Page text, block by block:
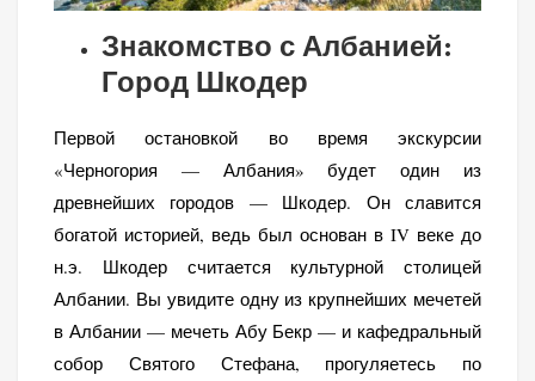
Знакомство с Албанией:
Город Шкодер
Первой остановкой во время экскурсии
«Черногория — Албания» будет один из
древнейших городов — Шкодер. Он славится
богатой историей, ведь был основан в IV веке до
н.э. Шкодер считается культурной столицей
Албании. Вы увидите одну из крупнейших мечетей
в Албании — мечеть Абу Бекр — и кафедральный
собор Святого Стефана, прогуляетесь по